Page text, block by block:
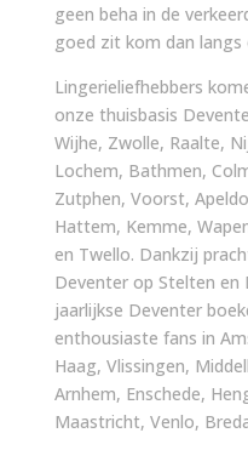
geen beha in de
goed zit kom dan langs
Lingerieliefhebbers
onze thuisbasis
Wijhe, Zwolle, Raalte,
Lochem, Bathmen,
Zutphen, Voorst,
Hattem, Kemme,
en Twello. Dankzij
Deventer op Stelten en
jaarlijkse Deventer
enthousiaste fans in
Haag, Vlissingen,
Arnhem, Enschede,
Maastricht, Venlo,